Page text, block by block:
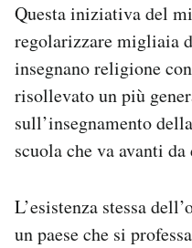
Esci
Questa iniziativa del
regolarizzare migliaia
insegnano religione
risollevato un più
sull’insegnamento
scuola che va avanti da
L’esistenza stessa
un paese che si